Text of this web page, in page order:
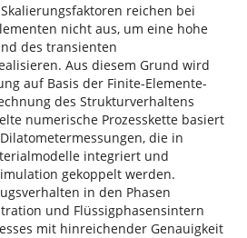
reichen bei
nicht aus, um eine hohe
des transienten
Aus diesem Grund wird
auf Basis der Finite-Elemente-
des Strukturverhaltens
numerische Prozesskette basiert
die in
integriert und
gekoppelt werden.
in den Phasen
und Flüssigphasensintern
mit hinreichender Genauigkeit